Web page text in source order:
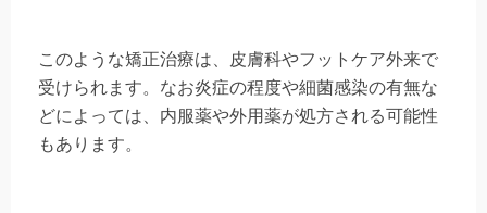
このような矯正治療は、皮膚科やフットケア外来で
受けられます。なお炎症の程度や細菌感染の有無な
どによっては、内服薬や外用薬が処方される可能性
もあります。